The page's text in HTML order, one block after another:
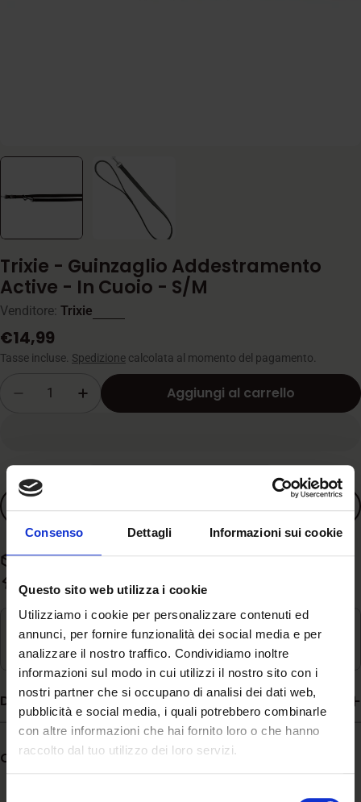
Consenso Dettagli Informazioni sui cookie
Questo sito web utilizza i cookie
Utilizziamo i cookie per personalizzare contenuti ed
annunci, per fornire funzionalità dei social media e per
analizzare il nostro traffico. Condividiamo inoltre
informazioni sul modo in cui utilizzi il nostro sito con i
nostri partner che si occupano di analisi dei dati web,
pubblicità e social media, i quali potrebbero combinarle
con altre informazioni che hai fornito loro o che hanno
raccolto dal tuo utilizzo dei loro servizi.
Trixie - Guinzaglio Addestramento
Active - In Cuoio - S/M
Venditore: Trixie
Prezzo
normale
€14,99
Tasse incluse. Spedizione calcolata al momento del pagamento.
Diminuisci la quantità per Trixie -
Aumenta la quantità per Trixie -
Aggiungi al carrello
Spedizione gratuita con spesa superiore a 59€
Ritiro disponibile inMagazzino
Di solito pronto in 24 ore
Descrizione
Condividere: